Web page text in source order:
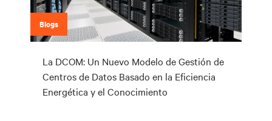
Blogs
La DCOM: Un Nuevo Modelo de Gestión de
Centros de Datos Basado en la Eficiencia
Energética y el Conocimiento